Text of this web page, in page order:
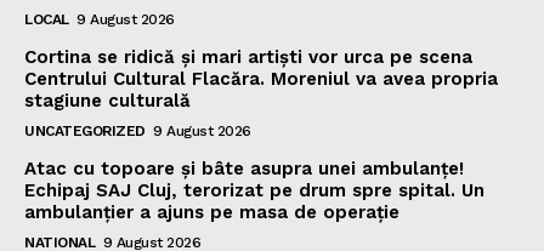
LOCAL 9 August 2026
Cortina se ridică și mari artiști vor urca pe scena
Centrului Cultural Flacăra. Moreniul va avea propria
stagiune culturală
UNCATEGORIZED 9 August 2026
Atac cu topoare și bâte asupra unei ambulanțe!
Echipaj SAJ Cluj, terorizat pe drum spre spital. Un
ambulanțier a ajuns pe masa de operație
NATIONAL 9 August 2026